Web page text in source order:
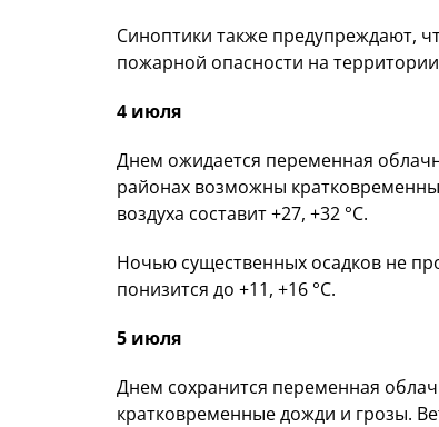
Синоптики также предупреждают,
пожарной опасности на
4 июля
Днем ожидается переменная
районах возможны
воздуха составит +27, +32 °C.
Ночью существенных осадков не
понизится до +11, +16 °C.
5 июля
Днем сохранится переменная
кратковременные дожди и грозы.